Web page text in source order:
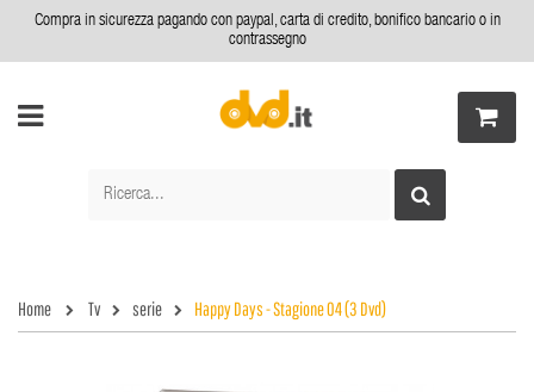
Compra in sicurezza pagando con paypal, carta di credito, bonifico bancario o in
contrassegno
Home Tv serie Happy Days - Stagione 04 (3 Dvd)